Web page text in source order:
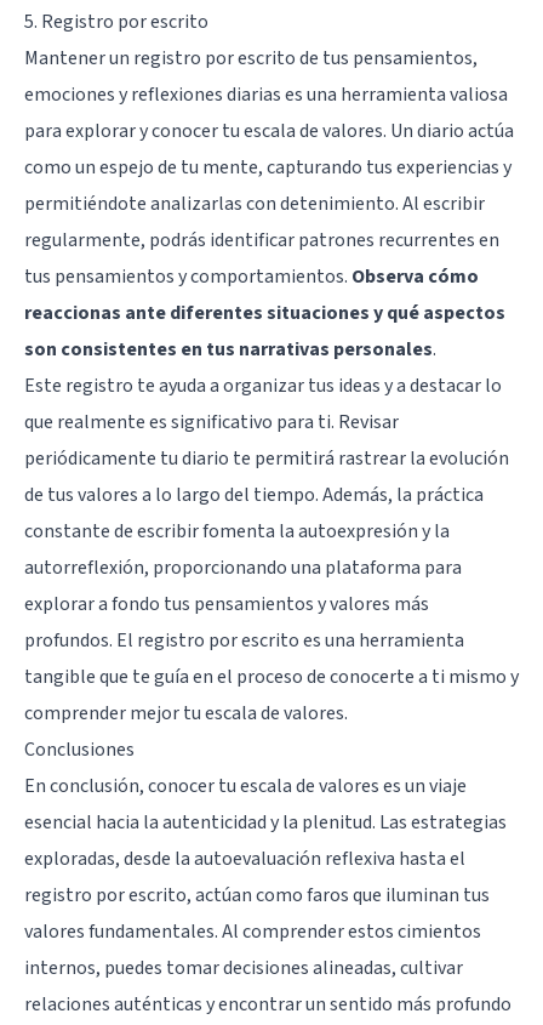
5. Registro por escrito
Mantener un registro por escrito de tus pensamientos,
emociones y reflexiones diarias es una herramienta valiosa
para explorar y conocer tu escala de valores. Un diario actúa
como un espejo de tu mente, capturando tus experiencias y
permitiéndote analizarlas con detenimiento. Al escribir
regularmente, podrás identificar patrones recurrentes en
tus pensamientos y comportamientos. Observa cómo
reaccionas ante diferentes situaciones y qué aspectos
son consistentes en tus narrativas personales.
Este registro te ayuda a organizar tus ideas y a destacar lo
que realmente es significativo para ti. Revisar
periódicamente tu diario te permitirá rastrear la evolución
de tus valores a lo largo del tiempo. Además, la práctica
constante de escribir fomenta la autoexpresión y la
autorreflexión, proporcionando una plataforma para
explorar a fondo tus pensamientos y valores más
profundos. El registro por escrito es una herramienta
tangible que te guía en el proceso de conocerte a ti mismo y
comprender mejor tu escala de valores.
Conclusiones
En conclusión, conocer tu escala de valores es un viaje
esencial hacia la autenticidad y la plenitud. Las estrategias
exploradas, desde la autoevaluación reflexiva hasta el
registro por escrito, actúan como faros que iluminan tus
valores fundamentales. Al comprender estos cimientos
internos, puedes tomar decisiones alineadas, cultivar
relaciones auténticas y encontrar un sentido más profundo